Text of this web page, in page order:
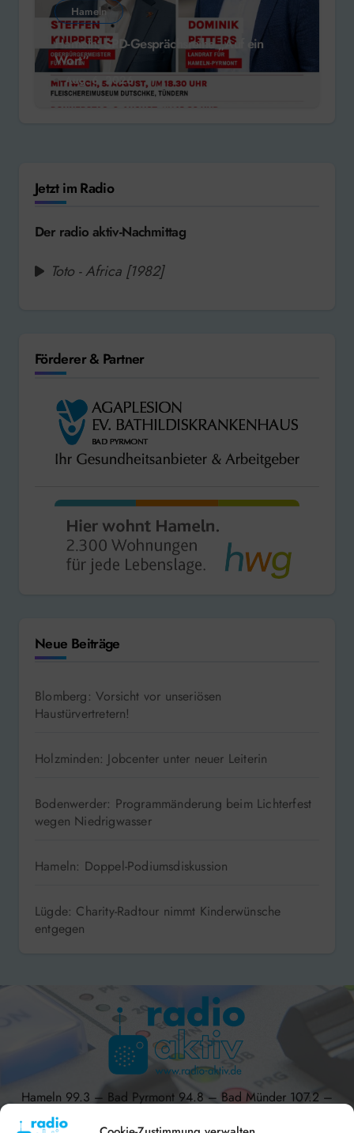
Hameln
Hameln: SPD-Gesprächsreihe „Auf ein
Wort“
Aug. 6, 2026
Jetzt im Radio
Der radio aktiv-Nachmittag
Toto - Africa [1982]
Förderer & Partner
Neue Beiträge
Blomberg: Vorsicht vor unseriösen
Haustürvertretern!
Holzminden: Jobcenter unter neuer Leiterin
Bodenwerder: Programmänderung beim Lichterfest
wegen Niedrigwasser
Hameln: Doppel-Podiumsdiskussion
Lügde: Charity-Radtour nimmt Kinderwünsche
entgegen
Hameln 99.3 – Bad Pyrmont 94.8 – Bad Münder 107.2 –
DAB+ 9C